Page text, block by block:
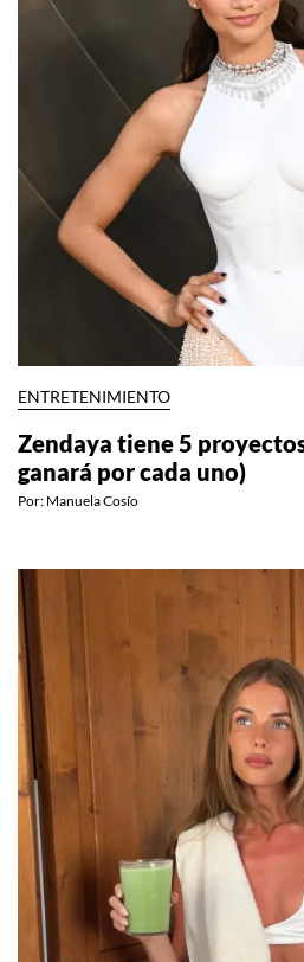
ENTRETENIMIENTO
Zendaya tiene 5
ganará por cada uno)
Por: Manuela Cosío